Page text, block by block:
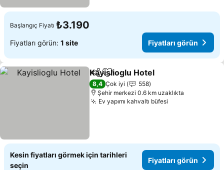
Başlangıç Fiyatı ₺3.190
Fiyatları görün: 1 site Fiyatları görün
PaylaşFavorilerime ekle
Kayislioglu Hotel
8,4 Çok iyi
558
Şehir merkezi 0.6 km uzaklıkta
Ev yapımı kahvaltı büfesi
Kesin fiyatları görmek için tarihleri
seçin
Fiyatları görün